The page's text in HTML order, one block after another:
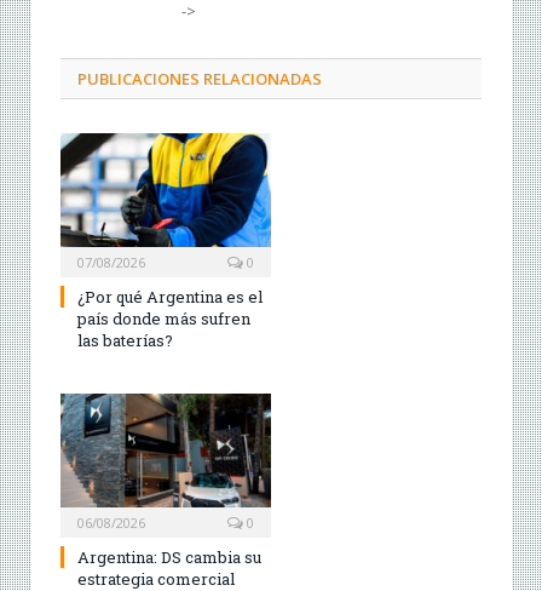
->
PUBLICACIONES RELACIONADAS
07/08/2026 0
¿Por qué Argentina es el
país donde más sufren
las baterías?
06/08/2026 0
Argentina: DS cambia su
estrategia comercial